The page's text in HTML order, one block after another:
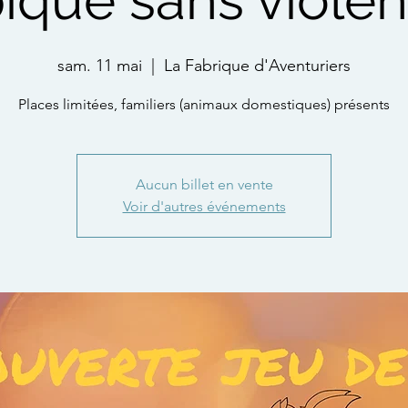
sam. 11 mai La Fabrique d'Aventuriers
Places limitées, familiers (animaux domestiques) présents
Aucun billet en vente
Voir d'autres événements